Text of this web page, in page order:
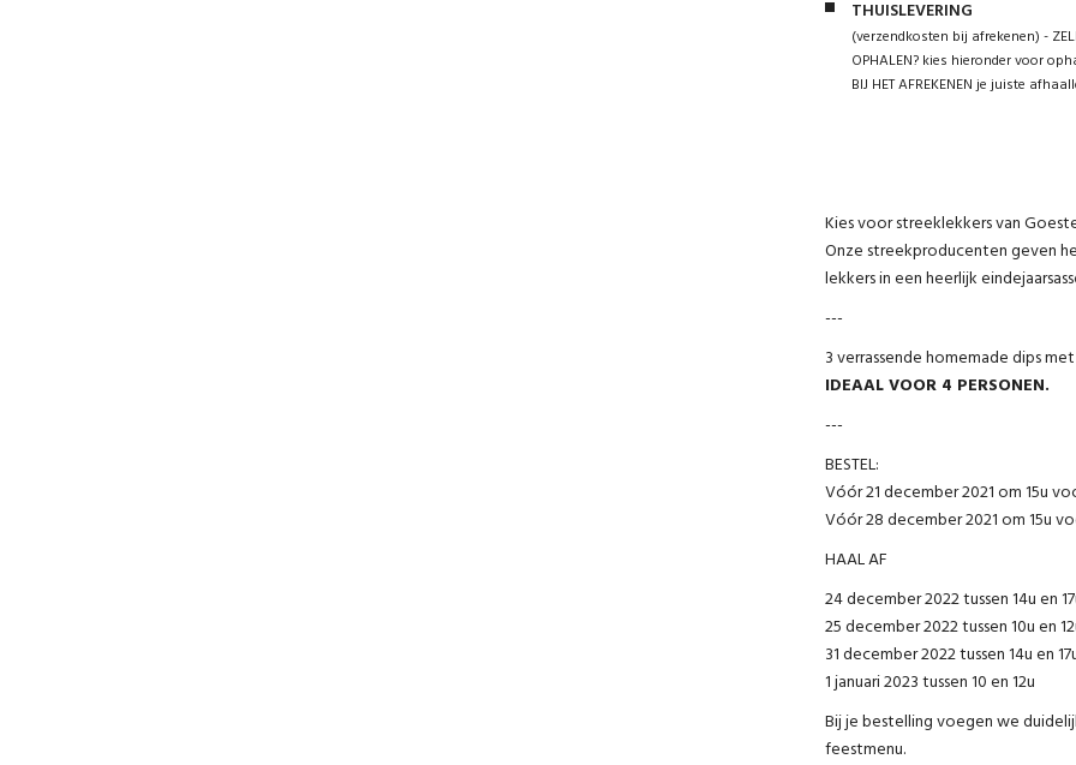
THUISLEVERING
(verzendkosten bij afrekenen) -
OPHALEN? kies hieronder voor
BIJ HET AFREKENEN je juiste
Kies voor streeklekkers van
Onze streekproducenten geven
lekkers in een heerlijk
---
3 verrassende homemade dips
IDEAAL VOOR 4 PERSONEN.
---
BESTEL:
Vóór 21 december 2021 om 15u
Vóór 28 december 2021 om 15u
HAAL AF
24 december 2022 tussen 14u en
25 december 2022 tussen 10u en
31 december 2022 tussen 14u en
1 januari 2023 tussen 10 en 12u
Bij je bestelling voegen we
feestmenu.